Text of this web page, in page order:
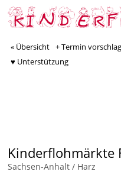
« Übersicht + Termin
♥ Unterstützung
Kinderflohmärkte
Sachsen-Anhalt / Harz